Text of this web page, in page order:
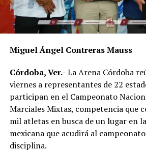
Miguel Ángel Contreras Mauss
Córdoba, Ver.- La Arena Córdoba
viernes a representantes de 22
participan en el Campeonato
Marciales Mixtas, competencia que
mil atletas en busca de un lugar en
mexicana que acudirá al
disciplina.